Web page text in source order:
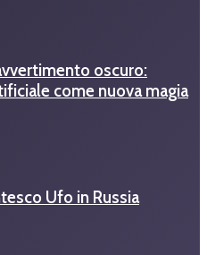
oscuro:
come nuova magia
Ufo in Russia